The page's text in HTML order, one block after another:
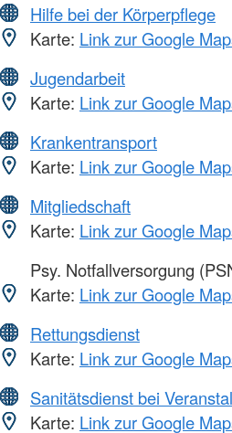
Hilfe bei der Körperpflege
Karte: Link zur Google
Jugendarbeit
Karte: Link zur Google
Krankentransport
Karte: Link zur Google
Mitgliedschaft
Karte: Link zur Google
Psy. Notfallversorgung
Karte: Link zur Google
Rettungsdienst
Karte: Link zur Google
Sanitätsdienst bei
Karte: Link zur Google